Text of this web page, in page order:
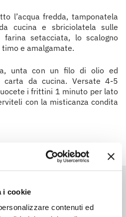
i cookie
contenuti ed
l’acqua fredda, tamponatela
cucina e sbriciolatela sulle
farina setacciata, lo scalogno
e amalgamate.
unta con un filo di olio ed
carta da cucina. Versate 4-5
i frittini 1 minuto per lato
con la misticanza condita
correlati